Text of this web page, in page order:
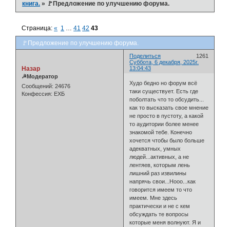
книга. » 🚩Предложение по улучшению форума.
🚩Предложение по улучшению форума.
Страница:« 1 … 41 42 43
Поделиться
1261
Суббота, 6 декабря, 2025г.
13:04:43
Назар
☭Модератор
Сообщений: 24676
Конфессия: ЕХБ
Худо бедно но форум всё
таки существует. Есть где
поболтать что то обсудить...
как то высказать свое мнение
не просто в пустоту, а какой
то аудитории более менее
знакомой тебе. Конечно
хочется чтобы было больше
адекватных, умных
людей...активных, а не
лентяев, которым лень
лишний раз извилины
напрячь свои...Нооо...как
говорится имеем то что
имеем. Мне здесь
практически и не с кем
обсуждать те вопросы
которые меня волнуют. Я и